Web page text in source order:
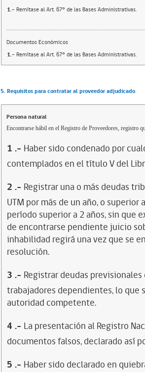
1.- Remítase al Art. 67° de las Bases Administrativas.
Documentos Económicos
1.- Remítase al Art. 67° de las Bases Administrativas.
5. Requisitos para contratar al proveedor adjudicado
Persona natural
Encontrarse hábil en el Registro de Proveedores, registro
1 .- Haber sido condenado por
contemplados en el título V del
2 .- Registrar una o más deudas
UTM por más de un año, o
período superior a 2 años, sin que
de encontrarse pendiente juicio
inhabilidad regirá una vez que se
resolución.
3 .- Registrar deudas
trabajadores dependientes, lo
autoridad competente.
4 .- La presentación al Registro
documentos falsos, declarado así
5 .- Haber sido declarado en